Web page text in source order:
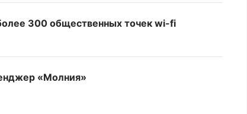
300 общественных точек wi-fi
«Молния»